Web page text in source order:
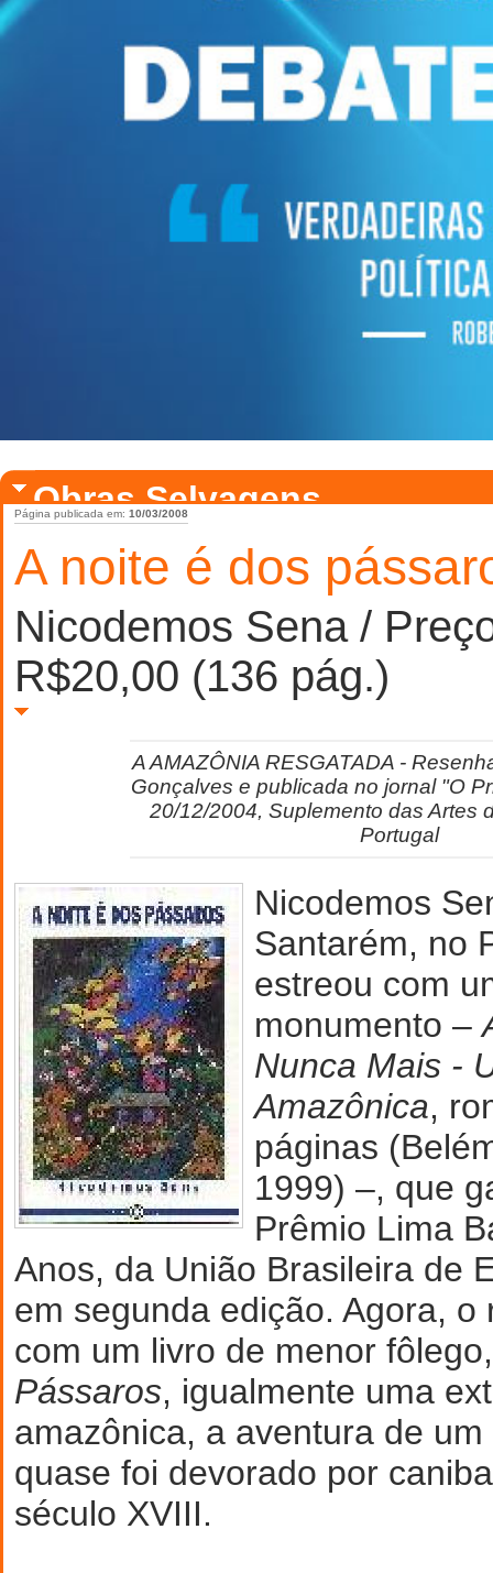
Obras Selvagens
A noite é dos
Página publicada em: 10/03/2008
Nicodemos Sena /
R$20,00 (136 pág.)
A AMAZÔNIA RESGATADA -
Gonçalves e publicada no jornal "O
20/12/2004, Suplemento das Artes
Portugal
Nicodemos
Santarém, no
estreou com
monumento –
Nunca Mais -
Amazônica,
páginas
1999) –, que
Prêmio Lima
Anos, da União Brasileira de
em segunda edição. Agora, o
com um livro de menor
Pássaros, igualmente uma
amazônica, a aventura de
quase foi devorado por
século XVIII.